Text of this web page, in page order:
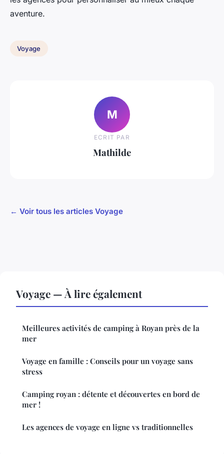
aventure.
Voyage
M
ECRIT PAR
Mathilde
← Voir tous les articles Voyage
Voyage — À lire également
Meilleures activités de camping à Royan près de la
mer
Voyage en famille : Conseils pour un voyage sans
stress
Camping royan : détente et découvertes en bord de
mer !
Les agences de voyage en ligne vs traditionnelles